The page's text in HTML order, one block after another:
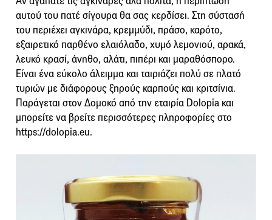
αυτού του πατέ σίγουρα θα σας κερδίσει. Στη σύστασή
του περιέχει αγκινάρα, κρεμμύδι, πράσο, καρότο,
εξαιρετικό παρθένο ελαιόλαδο, χυμό λεμονιού, αρακά,
λευκό κρασί, άνηθο, αλάτι, πιπέρι και μαραθόσπορο.
Είναι ένα εύκολο άλειμμα και ταιριάζει πολύ σε πλατό
τυριών με διάφορους ξηρούς καρπούς και κριτσίνια.
Παράγεται στον Δομοκό από την εταιρία Dolopia και
μπορείτε να βρείτε περισσότερες πληροφορίες στο
https://dolopia.eu.